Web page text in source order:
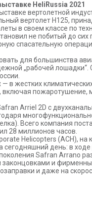
HeliRussia 2021
вертолетной
вертолет Н125,
в своем классе по
не побитый до
спасательную
для большинства
„рабочей
в жестких
включая
Arriel 2D с
Всего компания
28 миллионов часов.
Helicopters (ACH),
день: в
Safran Arrano
и
и даже на